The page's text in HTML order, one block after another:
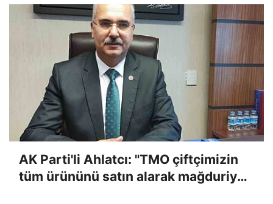
AK Parti'li Ahlatcı: "TMO çiftçimizin
tüm ürününü satın alarak mağduriyeti